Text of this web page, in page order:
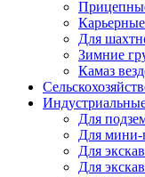
Для
Зимние
Камаз
Для
Для мини-
Для
Для